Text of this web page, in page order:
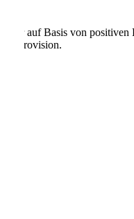
mir auf Basis von
Provision.